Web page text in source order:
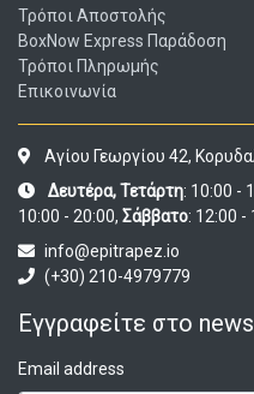
Τρόποι Αποστολής
BoxNow Express Παράδοση
Τρόποι Πληρωμής
Επικοινωνία
Αγίου Γεωργίου 42,
Δευτέρα, Τετάρτη: 10:00 -
10:00 - 20:00, Σάββατο: 12:00 -
info@epitrapez.io
(+30) 210-4979779
Εγγραφείτε στο
Email address